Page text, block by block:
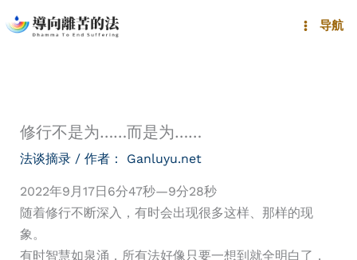
至
导航
修行不是为……而是为……
法谈摘录/ 作者： Ganluyu.net
2022年9月17日6分47秒—9分28秒
随着修行不断深入，有时会出现很多这样、那样的现
象。
有时智慧如泉涌，所有法好像只要一想到就全明白了，